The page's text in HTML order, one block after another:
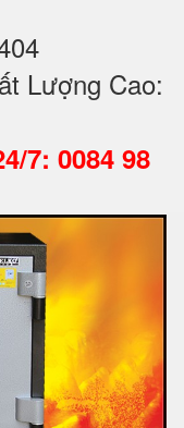
Lượng Cao:
7: 0084 98